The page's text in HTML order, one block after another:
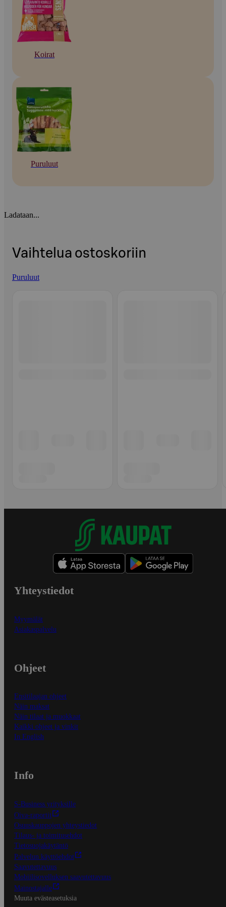
Koirat
Puruluut
Ladataan...
Vaihtelua ostoskoriin
Puruluut
Yhteystiedot
Myymälät
Asiakaspalvelu
Ohjeet
Ensitilaajan ohjeet
Näin maksat
Näin tilaat ja muokkaat
Kaikki ohjeet ja vinkit
In English
Info
S-Business yrityksille
Oiva-raportit
Osuuskauppojen yhteystiedot
Tilaus- ja toimitusehdot
Tietosuojakäytäntö
Palvelun käyttöehdot
Saavutettavuus
Mobiilisovelluksen saavutettavuus
Mainostajalle
Muuta evästeasetuksia